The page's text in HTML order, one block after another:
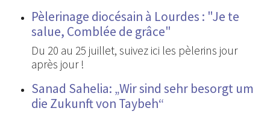
Pèlerinage diocésain à Lourdes : "Je te
salue, Comblée de grâce"
Du 20 au 25 juillet, suivez ici les pèlerins jour
après jour !
Sanad Sahelia: „Wir sind sehr besorgt um
die Zukunft von Taybeh“